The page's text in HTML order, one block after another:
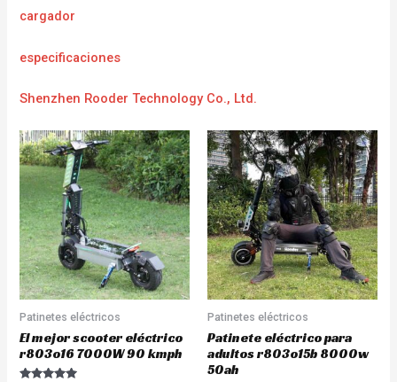
cargador
especificaciones
Shenzhen Rooder Technology Co., Ltd.
Patinetes eléctricos
El mejor scooter eléctrico
r803o16 7000W 90 kmph
Patinetes eléctricos
Patinete eléctrico para
adultos r803o15b 8000w
50ah